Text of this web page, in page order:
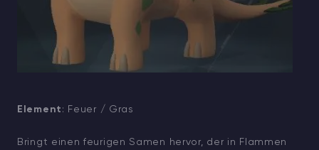
Element : Feuer / Gras
Bringt einen feurigen Samen hervor, der in Flammen